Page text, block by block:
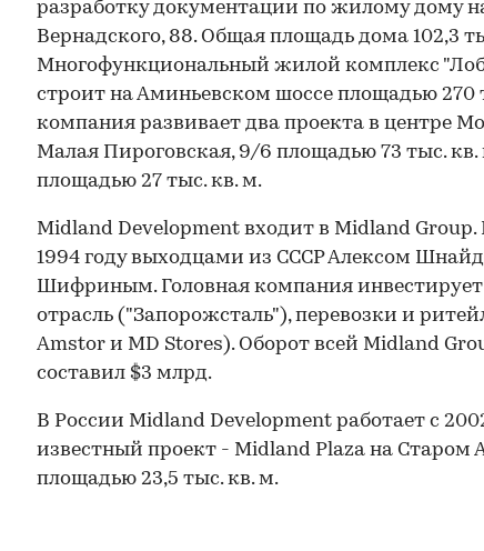
разработку документации по жилому дому
Вернадского, 88. Общая площадь дома 102,3
Многофункциональный жилой комплекс
строит на Аминьевском шоссе площадью 270
компания развивает два проекта в центре
Малая Пироговская, 9/6 площадью 73 тыс.
площадью 27 тыс. кв. м.
Midland Development входит в Midland Group.
1994 году выходцами из СССР Алексом
Шифриным. Головная компания
отрасль ("Запорожсталь"), перевозки и
Amstor и MD Stores). Оборот всей Midland
составил $3 млрд.
В России Midland Development работает с
известный проект - Midland Plaza на Старом
площадью 23,5 тыс. кв. м.